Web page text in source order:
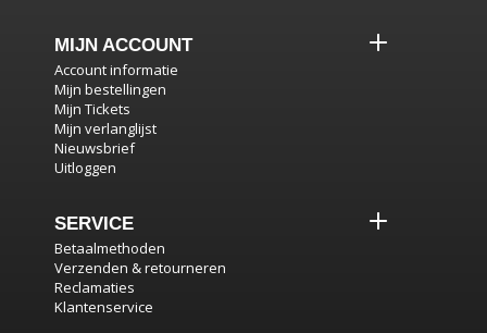
MIJN ACCOUNT
Account informatie
Mijn bestellingen
Mijn Tickets
Mijn verlanglijst
Nieuwsbrief
Uitloggen
SERVICE
Betaalmethoden
Verzenden & retourneren
Reclamaties
Klantenservice